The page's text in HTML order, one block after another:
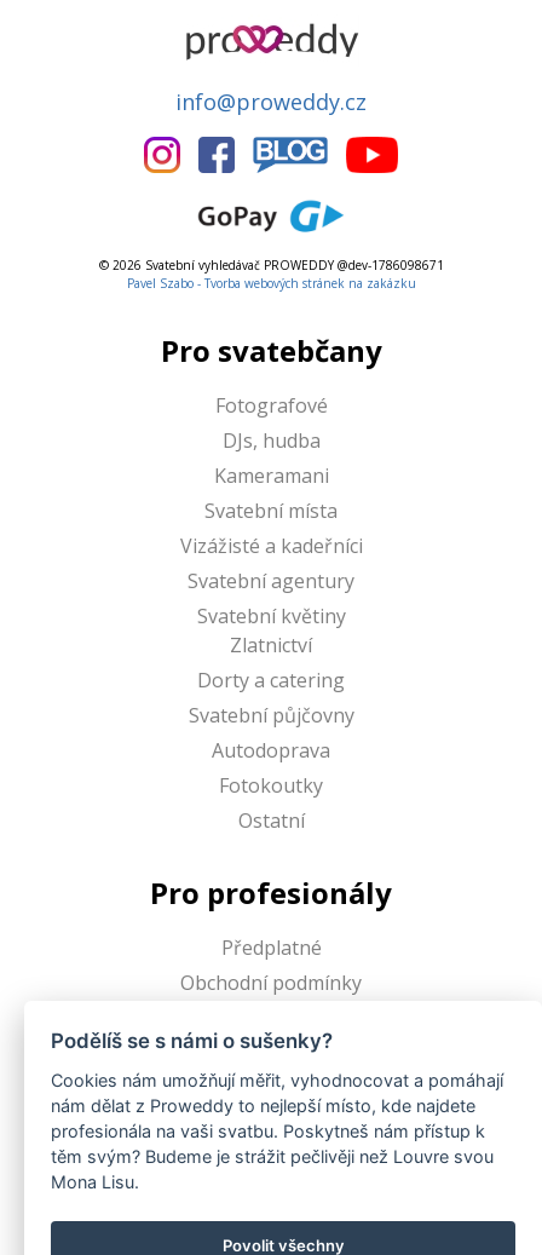
info@proweddy.cz
© 2026 Svatební vyhledávač PROWEDDY @dev-1786098671
Pavel Szabo - Tvorba webových stránek na zakázku
Pro svatebčany
Fotografové
DJs, hudba
Kameramani
Svatební místa
Vizážisté a kadeřníci
Svatební agentury
Svatební květiny
Zlatnictví
Dorty a catering
Svatební půjčovny
Autodoprava
Fotokoutky
Ostatní
Pro profesionály
Předplatné
Obchodní podmínky
Proweddy
O Proweddy
FAQ
Blogy uživatelů
Podělíš se s námi o sušenky?
Cookies nám umožňují měřit, vyhodnocovat a pomáhají
nám dělat z Proweddy to nejlepší místo, kde najdete
profesionála na vaši svatbu. Poskytneš nám přístup k
těm svým? Budeme je strážit pečlivěji než Louvre svou
Mona Lisu.
Povolit všechny